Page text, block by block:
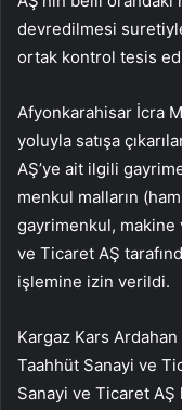
devredilmesi
ortak kontrol tesis
Afyonkarahisar İcra
yoluyla satışa
AŞ’ye ait ilgili
menkul malların
gayrimenkul, makine
ve Ticaret AŞ
işlemine izin verildi.
Kargaz Kars Ardahan
Taahhüt Sanayi ve
Sanayi ve Ticaret AŞ